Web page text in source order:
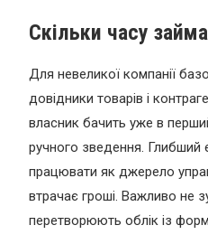
Скільки часу
Для невеликої компанії
довідники товарів і
власник бачить уже в
ручного зведення. Глибший
працювати як джерело
втрачає гроші. Важливо не
перетворюють облік із